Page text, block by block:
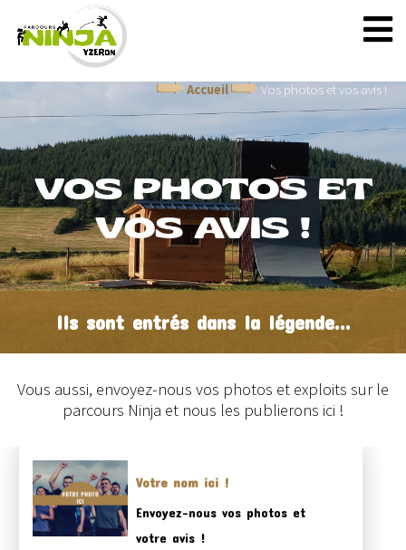
Accueil Vos photos et vos avis !
VOS PHOTOS ET
VOS AVIS !
Ils sont entrés dans la légende...
Vous aussi, envoyez-nous vos photos et exploits sur le
parcours Ninja et nous les publierons ici !
Votre nom ici !
Envoyez-nous vos photos et
votre avis !